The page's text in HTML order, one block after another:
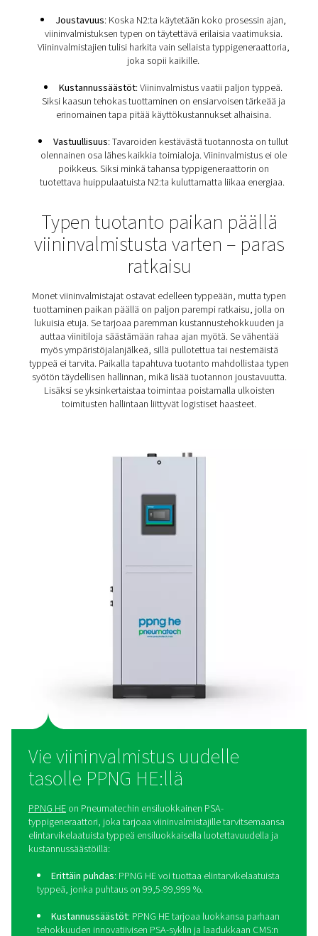
Typpeä koskevat
viinitiloille
Typpi joutuu kosketuksiin viinin kanssa koko
ajan. Siksi sen on noudatettava elintarvikekäyttöön
typpeä koskevia eurooppalaisia ja
standardeja. Eikä siinä vielä kaikki. Typen on
monia muita vaatimuksia viininvalmistuksessa:
Luotettavuus: Typpi on ratkaisevan tärkeää
tahansa typpiliuoksen on pystyttävä tuottamaan
syöttö korkealaatuista, elintarvikelaatuista
Joustavuus: Koska N2:ta käytetään koko
Viininvalmistajien tulisi harkita vain sellaista
joka sopii kaikille.
Kustannussäästöt: Viininvalmistus vaatii paljon
Siksi kaasun tehokas tuottaminen on ensiarvoisen
erinomainen tapa pitää käyttökustannukset
poikkeus. Siksi minkä tahansa
Typen tuotanto paikan
Monet viininvalmistajat ostavat edelleen typpeään,
tuottaminen paikan päällä on paljon parempi
myös ympäristöjalanjälkeä, sillä pullotettua tai
typpeä ei tarvita. Paikalla tapahtuva tuotanto
syötön täydellisen hallinnan, mikä lisää tuotannon
Lisäksi se yksinkertaistaa toimintaa poistamalla
toimitusten hallintaan liittyvät logistiset